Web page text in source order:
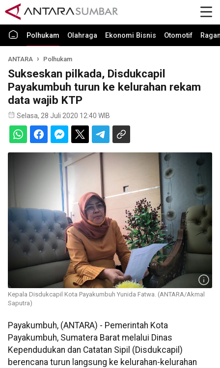
Polhukam Olahraga Ekonomi Bisnis Otomotif
ANTARA Polhukam
Sukseskan pilkada, Disdukcapil
Payakumbuh turun ke kelurahan rekam
data wajib KTP
Selasa, 28 Juli 2020 12:40 WIB
Kepala Disdukcapil Kota Payakumbuh Yunida Fatwa. (ANTARA/Akmal
Saputra)
Payakumbuh, (ANTARA) - Pemerintah Kota
Payakumbuh, Sumatera Barat melalui Dinas
Kependudukan dan Catatan Sipil (Disdukcapil)
berencana turun langsung ke kelurahan-kelurahan